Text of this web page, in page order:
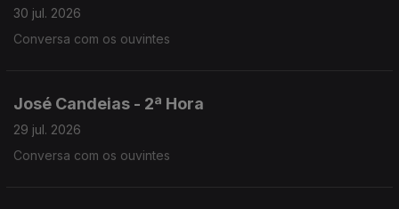
30 jul. 2026
Conversa com os ouvintes
José Candeias - 2ª Hora
29 jul. 2026
Conversa com os ouvintes